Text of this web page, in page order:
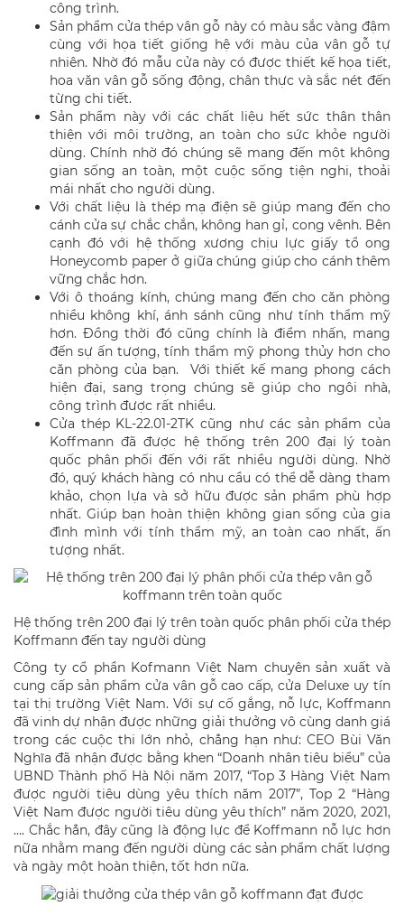
công trình.
Sản phẩm cửa thép vân gỗ này có màu sắc vàng đậm
cùng với họa tiết giống hệ với màu của vân gỗ tự
nhiên. Nhờ đó mẫu cửa này có được thiết kế họa tiết,
hoa văn vân gỗ sống động, chân thực và sắc nét đến
từng chi tiết.
Sản phẩm này với các chất liệu hết sức thân thân
thiện với môi trường, an toàn cho sức khỏe người
dùng. Chính nhờ đó chúng sẽ mang đến một không
gian sống an toàn, một cuộc sống tiện nghi, thoải
mái nhất cho người dùng.
Với chất liệu là thép mạ điện sẽ giúp mang đến cho
cánh cửa sự chắc chắn, không han gỉ, cong vênh. Bên
cạnh đó với hệ thống xương chịu lực giấy tổ ong
Honeycomb paper ở giữa chúng giúp cho cánh thêm
vững chắc hơn.
Với ô thoáng kính, chúng mang đến cho căn phòng
nhiều không khí, ánh sánh cũng như tính thẩm mỹ
hơn. Đồng thời đó cũng chính là điểm nhấn, mang
đến sự ấn tượng, tính thẩm mỹ phong thủy hơn cho
căn phòng của bạn. Với thiết kế mang phong cách
hiện đại, sang trọng chúng sẽ giúp cho ngôi nhà,
công trình được rất nhiều.
Cửa thép KL-22.01-2TK cũng như các sản phẩm của
Koffmann đã được hệ thống trên 200 đại lý toàn
quốc phân phối đến với rất nhiều người dùng. Nhờ
đó, quý khách hàng có nhu cầu có thể dễ dàng tham
khảo, chọn lựa và sở hữu được sản phẩm phù hợp
nhất. Giúp bạn hoàn thiện không gian sống của gia
đình mình với tính thẩm mỹ, an toàn cao nhất, ấn
tượng nhất.
Hệ thống trên 200 đại lý trên toàn quốc phân phối cửa thép
Koffmann đến tay người dùng
Công ty cổ phần Kofmann Việt Nam chuyên sản xuất và
cung cấp sản phẩm cửa vân gỗ cao cấp, cửa Deluxe uy tín
tại thị trường Việt Nam. Với sự cố gắng, nỗ lực, Koffmann
đã vinh dự nhận được những giải thưởng vô cùng danh giá
trong các cuộc thi lớn nhỏ, chẳng hạn như: CEO Bùi Văn
Nghĩa đã nhận được bằng khen “Doanh nhân tiêu biểu” của
UBND Thành phố Hà Nội năm 2017, “Top 3 Hàng Việt Nam
được người tiêu dùng yêu thích năm 2017”, Top 2 “Hàng
Việt Nam được người tiêu dùng yêu thích” năm 2020, 2021,
…. Chắc hẳn, đây cũng là động lực để Koffmann nỗ lực hơn
nữa nhằm mang đến người dùng các sản phẩm chất lượng
và ngày một hoàn thiện, tốt hơn nữa.